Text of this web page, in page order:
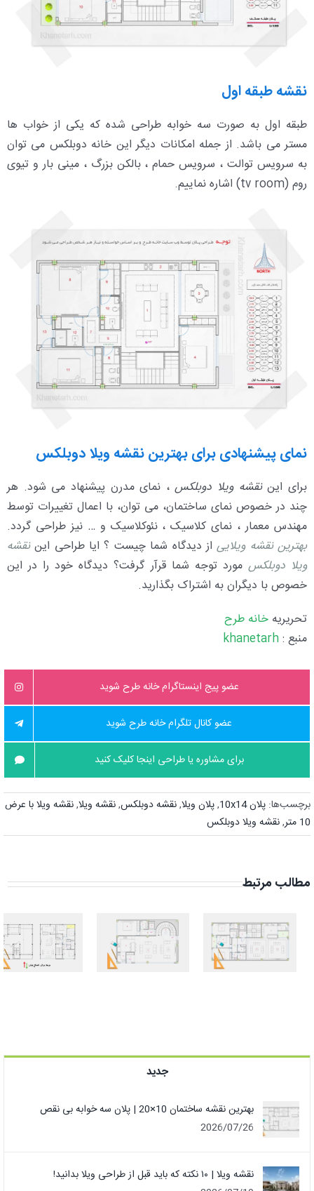
نقشه طبقه اول
طبقه اول به صورت سه خوابه طراحی شده که یکی از خواب ها
مستر می باشد. از جمله امکانات دیگر این خانه دوبلکس می توان
به سرویس توالت ، سرویس حمام ، بالکن بزرگ ، مینی بار و تیوی
روم (tv room) اشاره نماییم.
نمای پیشنهادی برای بهترین نقشه ویلا دوبلکس
برای ایننقشه ویلا دوبلکس، نمای مدرن پیشنهاد می شود. هر
چند در خصوص نمای ساختمان، می توان، با اعمال تغییرات توسط
مهندس معمار ، نمای کلاسیک ، نئوکلاسیک و … نیز طراحی گردد.
بهترین نقشه ویلاییاز دیدگاه شما چیست ؟ ایا طراحی ایننقشه
ویلا دوبلکسمورد توجه شما قرآر گرفت؟ دیدگاه خود را در این
خصوص با دیگران به اشتراک بگذارید.
تحریریه خانه طرح
منبع :
عضو پیج اینستاگرام خانه طرح شوید
عضو کانال تلگرام خانه طرح شوید
برای مشاوره یا طراحی اینجا کلیک کنید
برچسب‌ها: پلان 10x14 ,پلان ویلا,نقشه دوبلکس,نقشه ویلا,نقشه ویلا با عرض
10 متر
,نقشه ویلا دوبلکس
مطالب مرتبط
بهترین نقشه
ساختمان
10×20 | پلان
سه خوابه بی
طراحی نقشه
ویلا دوبلکس
۱۱۰ متری دلباز +
شاه‌نشین
جدید
بهترین نقشه ساختمان 10×20 | پلان سه خوابه بی نقص
2026/07/26
نقشه ویلا | ۱۰ نکته که باید قبل از طراحی ویلا بدانید!